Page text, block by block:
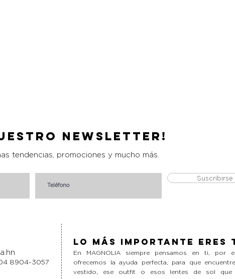
Newsletter!
tendencias, promociones y mucho más.
Suscribirse
8904-3057
Lo más importante eres
En MAGNOLIA siempre pensamos en ti, por
ofrecemos la ayuda perfecta, para que
vestido, ese outfit o esos lentes de sol que